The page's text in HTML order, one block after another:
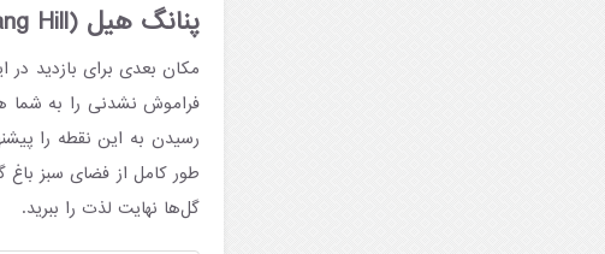
پنانگ هیل (Penang Hill)
فراموش نشدنی را به شما
طور کامل از فضای سبز باغ
گل‌ها نهایت لذت را ببرید.